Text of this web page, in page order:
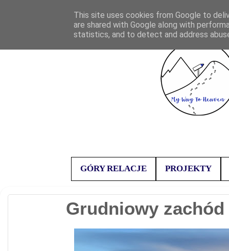
GÓRY RELACJE PROJEKTY
Grudniowy zachód
This site uses cookies from Google to
are shared with Google along with
statistics, and to detect and address